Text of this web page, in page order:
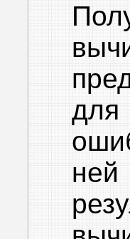
ней